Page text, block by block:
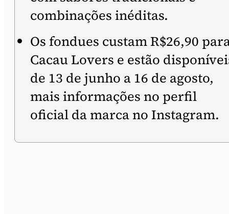
combinações inéditas.
Os fondues custam R$26,90
Cacau Lovers e estão
de 13 de junho a 16 de agosto,
mais informações no perfil
oficial da marca no Instagram.